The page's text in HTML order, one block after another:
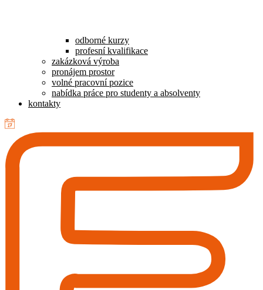
odborné kurzy
profesní kvalifikace
zakázková výroba
pronájem prostor
volné pracovní pozice
nabídka práce pro studenty a absolventy
kontakty